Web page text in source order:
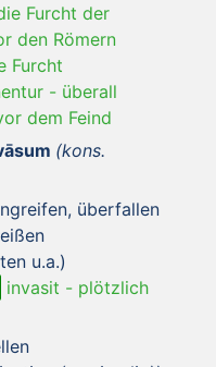
Furcht der
den Römern
Furcht
- überall
dem Feind
(kons.
überfallen
u.a.)
invasit - plötzlich